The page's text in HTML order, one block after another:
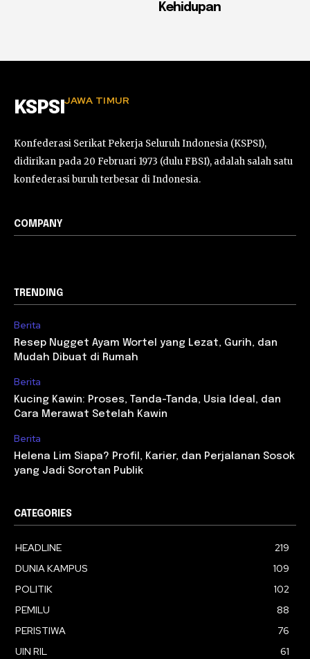
Kehidupan
KSPSI JAWA TIMUR
Konfederasi Serikat Pekerja Seluruh Indonesia (KSPSI),
didirikan pada 20 Februari 1973 (dulu FBSI), adalah salah satu
konfederasi buruh terbesar di Indonesia.
COMPANY
TRENDING
Berita
Resep Nugget Ayam Wortel yang Lezat, Gurih, dan
Mudah Dibuat di Rumah
Berita
Kucing Kawin: Proses, Tanda-Tanda, Usia Ideal, dan
Cara Merawat Setelah Kawin
Berita
Helena Lim Siapa? Profil, Karier, dan Perjalanan Sosok
yang Jadi Sorotan Publik
CATEGORIES
HEADLINE
219
DUNIA KAMPUS
109
POLITIK
102
PEMILU
88
PERISTIWA
76
UIN RIL
61